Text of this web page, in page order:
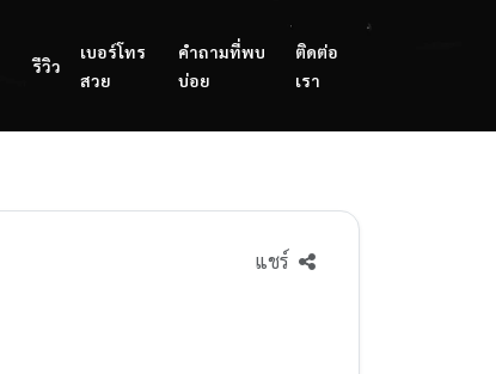
รีวิว
เบอร์โทร
สวย
คำถามที่พบ
บ่อย
ติดต่อ
เรา
แชร์